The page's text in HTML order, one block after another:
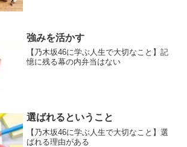
強みを活かす
【乃木坂46に学ぶ人生で大切なこと】記
憶に残る幕の内弁当はない
選ばれるということ
【乃木坂46に学ぶ人生で大切なこと】選
ばれる理由がある